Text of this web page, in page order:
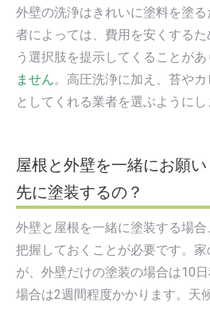
外壁の洗浄はきれいに塗料を塗
者によっては、費用を安くする
う選択肢を提示してくることが
ません。高圧洗浄に加え、苔や
としてくれる業者を選ぶようにし
屋根と外壁を一緒にお願
先に塗装するの？
外壁と屋根を一緒に塗装する場
把握しておくことが必要です。
が、外壁だけの塗装の場合は10
場合は2週間程度かかります。天